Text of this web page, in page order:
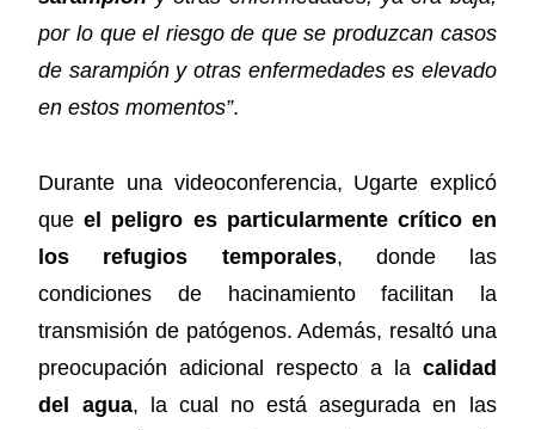
por lo que el riesgo de que se produzcan casos
de sarampión y otras enfermedades es elevado
en estos momentos”.
Durante una videoconferencia, Ugarte explicó
queel peligro es particularmente crítico en
los refugios temporales, donde las
condiciones de hacinamiento facilitan la
transmisión de patógenos. Además, resaltó una
preocupación adicional respecto a la calidad
del agua, la cual no está asegurada en las